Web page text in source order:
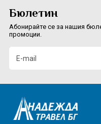
Бюлетин
Абонирайте се за нашия
промоции.